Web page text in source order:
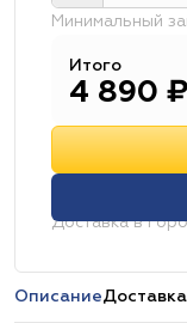
Минимальный
Итого
4 890 ₽
Доставка в
ОписаниеДоставка